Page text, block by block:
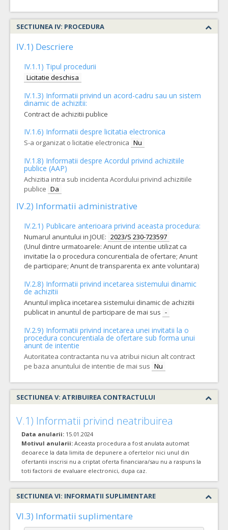
SECTIUNEA IV: PROCEDURA
IV.1) Descriere
IV.1.1) Tipul procedurii
Licitatie deschisa
IV.1.3) Informatii privind un acord-cadru sau un sistem
dinamic de achizitii:
Contract de achizitii publice
IV.1.6) Informatii despre licitatia electronica
S-a organizat o licitatie electronica Nu
IV.1.8) Informatii despre Acordul privind achizitiile
publice (AAP)
Achizitia intra sub incidenta Acordului privind achizitiile
publice Da
IV.2) Informatii administrative
IV.2.1) Publicare anterioara privind aceasta procedura:
Numarul anuntului in JOUE: 2023/S 230-723597
(Unul dintre urmatoarele: Anunt de intentie utilizat ca
invitatie la o procedura concurentiala de ofertare; Anunt
de participare; Anunt de transparenta ex ante voluntara)
IV.2.8) Informatii privind incetarea sistemului dinamic
de achizitii
Anuntul implica incetarea sistemului dinamic de achizitii
publicat in anuntul de participare de mai sus -
IV.2.9) Informatii privind incetarea unei invitatii la o
procedura concurentiala de ofertare sub forma unui
anunt de intentie
Autoritatea contractanta nu va atribui niciun alt contract
pe baza anuntului de intentie de mai sus Nu
SECTIUNEA V: ATRIBUIREA CONTRACTULUI
V.1) Informatii privind neatribuirea
Data anularii: 15.01.2024
Motivul anularii: Aceasta procedura a fost anulata automat
deoarece la data limita de depunere a ofertelor nici unul din
ofertantii inscrisi nu a criptat oferta financiara/sau nu a raspuns la
toti factorii de evaluare electronici, dupa caz.
SECTIUNEA VI: INFORMATII SUPLIMENTARE
VI.3) Informatii suplimentare